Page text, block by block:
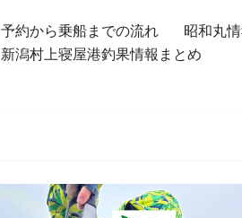
予約から乗船までの流れ
昭和丸
新潟村上寝屋港釣果情報まとめ